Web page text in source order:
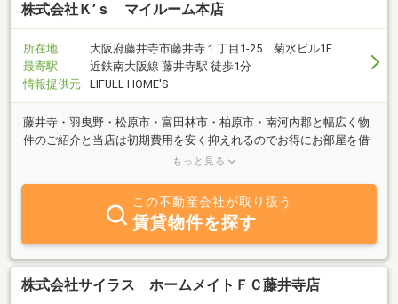
株式会社Ｋ’ｓ マイルーム本店
所在地
大阪府藤井寺市藤井寺１丁目1-25 菊水ビル1F
最寄駅
近鉄南大阪線 藤井寺駅 徒歩1分
情報提供元
LIFULL HOME'S
藤井寺・羽曳野・松原市・富田林市・柏原市・南河内郡と幅広く物
件のご紹介と当店は初期費用を安く抑えれるのでお得にお部屋を借
りることができます。お部屋探しは物件数No.1のマイルームにお任
もっと見る
この不動産会社が取り扱う
賃貸物件を探す
株式会社サイラス ホームメイトＦＣ藤井寺店